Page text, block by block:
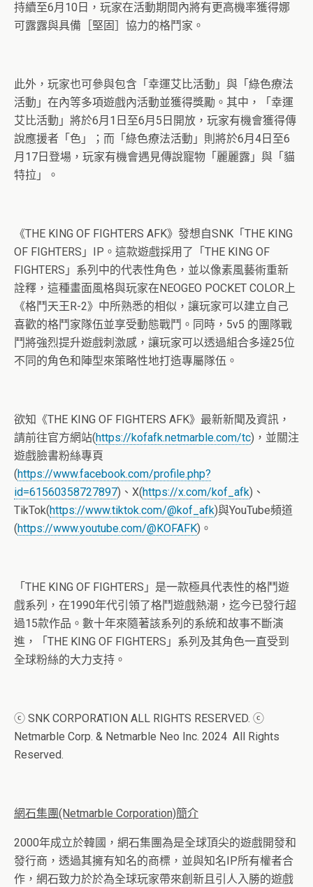
持續至6月10日，玩家在活動期間內將有更高機率獲得娜
可露露與具備［堅固］協力的格鬥家。
此外，玩家也可參與包含「幸運艾比活動」與「綠色療法
活動」在內等多項遊戲內活動並獲得獎勵。其中，「幸運
艾比活動」將於6月1日至6月5日開放，玩家有機會獲得傳
說應援者「色」；而「綠色療法活動」則將於6月4日至6
月17日登場，玩家有機會遇見傳說寵物「麗麗露」與「貓
特拉」。
《THE KING OF FIGHTERS AFK》發想自SNK「THE KING
OF FIGHTERS」IP。這款遊戲採用了「THE KING OF
FIGHTERS」系列中的代表性角色，並以像素風藝術重新
詮釋，這種畫面風格與玩家在NEOGEO POCKET COLOR上
《格鬥天王R-2》中所熟悉的相似，讓玩家可以建立自己
喜歡的格鬥家隊伍並享受動態戰鬥。同時，5v5 的團隊戰
鬥將強烈提升遊戲刺激感，讓玩家可以透過組合多達25位
不同的角色和陣型來策略性地打造專屬隊伍。
欲知《THE KING OF FIGHTERS AFK》最新新聞及資訊，
請前往官方網站(https://kofafk.netmarble.com/tc)，並關注
遊戲臉書粉絲專頁
(https://www.facebook.com/profile.php?
id=61560358727897)、X(https://x.com/kof_afk)、
TikTok(https://www.tiktok.com/@kof_afk)與YouTube頻道
(https://www.youtube.com/@KOFAFK)。
「THE KING OF FIGHTERS」是一款極具代表性的格鬥遊
戲系列，在1990年代引領了格鬥遊戲熱潮，迄今已發行超
過15款作品。數十年來隨著該系列的系統和故事不斷演
進，「THE KING OF FIGHTERS」系列及其角色一直受到
全球粉絲的大力支持。
ⓒ SNK CORPORATION ALL RIGHTS RESERVED. ⓒ
Netmarble Corp. & Netmarble Neo Inc. 2024 All Rights
Reserved.
網石集團(Netmarble Corporation)簡介
2000年成立於韓國，網石集團為是全球頂尖的遊戲開發和
發行商，透過其擁有知名的商標，並與知名IP所有權者合
作，網石致力於於為全球玩家帶來創新且引人入勝的遊戲